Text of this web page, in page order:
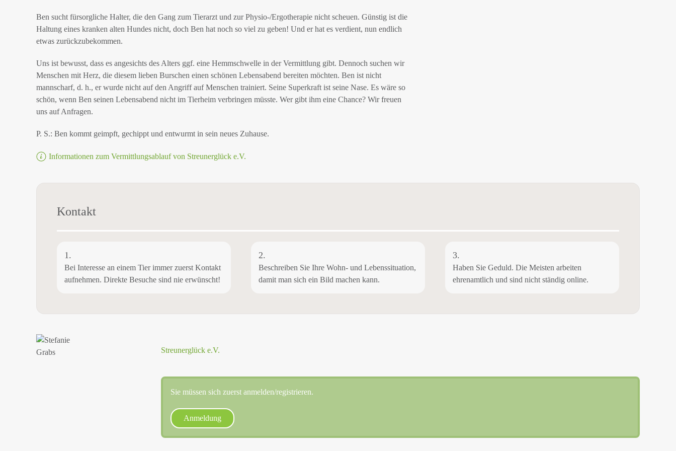
Ben sucht fürsorgliche Halter, die den Gang zum Tierarzt und zur Physio-/Ergotherapie nicht scheuen. Günstig ist die
Haltung eines kranken alten Hundes nicht, doch Ben hat noch so viel zu geben! Und er hat es verdient, nun endlich
etwas zurückzubekommen.
Uns ist bewusst, dass es angesichts des Alters ggf. eine Hemmschwelle in der Vermittlung gibt. Dennoch suchen wir
Menschen mit Herz, die diesem lieben Burschen einen schönen Lebensabend bereiten möchten. Ben ist nicht
mannscharf, d. h., er wurde nicht auf den Angriff auf Menschen trainiert. Seine Superkraft ist seine Nase. Es wäre so
schön, wenn Ben seinen Lebensabend nicht im Tierheim verbringen müsste. Wer gibt ihm eine Chance? Wir freuen
uns auf Anfragen.
P. S.: Ben kommt geimpft, gechippt und entwurmt in sein neues Zuhause.
Informationen zum Vermittlungsablauf von Streunerglück e.V.
Kontakt
1.
Bei Interesse an einem Tier immer zuerst Kontakt
aufnehmen. Direkte Besuche sind nie erwünscht!
2.
Beschreiben Sie Ihre Wohn- und Lebenssituation,
damit man sich ein Bild machen kann.
3.
Haben Sie Geduld. Die Meisten arbeiten
ehrenamtlich und sind nicht ständig online.
Streunerglück e.V.
Sie müssen sich zuerst anmelden/registrieren.
Anmeldung